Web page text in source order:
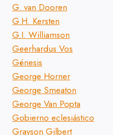
G. van Dooren
G.H. Kersten
G.I. Williamson
Geerhardus Vos
Génesis
George Horner
George Smeaton
George Van Popta
Gobierno eclesiástico
Grayson Gilbert